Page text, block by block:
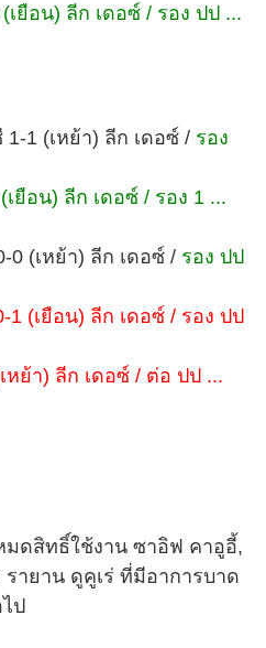
ยือน) ลีก เดอซ์ / รอง ปป ...
1-1 (เหย้า) ลีก เดอซ์ / รอง
ยือน) ลีก เดอซ์ / รอง 1 ...
0 (เหย้า) ลีก เดอซ์ / รอง ปป
1 (เยือน) ลีก เดอซ์ / รอง ปป
หย้า) ลีก เดอซ์ / ต่อ ปป ...
ดสิทธิ์ใช้งาน ซาอิฟ คาอูอี้,
ายาน ดูคูเร่ ที่มีอาการบาด
ป